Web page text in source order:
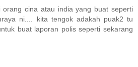
orang cina atau india yang buat seperti
ni.... kita tengok adakah puak2 tu
buat laporan polis seperti sekarang